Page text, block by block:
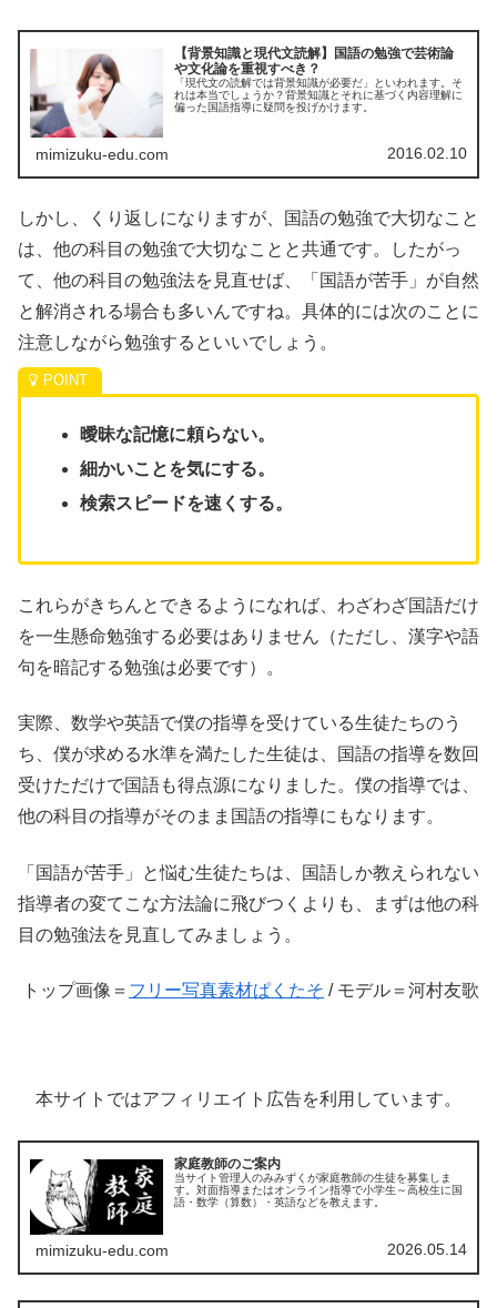
【背景知識と現代文読解】国語の勉強で芸術論
や文化論を重視すべき？
「現代文の読解では背景知識が必要だ」といわれます。そ
れは本当でしょうか？背景知識とそれに基づく内容理解に
偏った国語指導に疑問を投げかけます。
mimizuku-edu.com 2016.02.10
しかし、くり返しになりますが、国語の勉強で大切なこと
は、他の科目の勉強で大切なことと共通です。したがっ
て、他の科目の勉強法を見直せば、「国語が苦手」が自然
と解消される場合も多いんですね。具体的には次のことに
注意しながら勉強するといいでしょう。
曖昧な記憶に頼らない。
細かいことを気にする。
検索スピードを速くする。
これらがきちんとできるようになれば、わざわざ国語だけ
を一生懸命勉強する必要はありません（ただし、漢字や語
句を暗記する勉強は必要です）。
実際、数学や英語で僕の指導を受けている生徒たちのう
ち、僕が求める水準を満たした生徒は、国語の指導を数回
受けただけで国語も得点源になりました。僕の指導では、
他の科目の指導がそのまま国語の指導にもなります。
「国語が苦手」と悩む生徒たちは、国語しか教えられない
指導者の変てこな方法論に飛びつくよりも、まずは他の科
目の勉強法を見直してみましょう。
トップ画像＝ フリー写真素材ぱくたそ / モデル＝河村友歌
本サイトではアフィリエイト広告を利用しています。
家庭教師のご案内
当サイト管理人のみみずくが家庭教師の生徒を募集しま
す。対面指導またはオンライン指導で小学生～高校生に国
語・数学（算数）・英語などを教えます。
mimizuku-edu.com 2026.05.14